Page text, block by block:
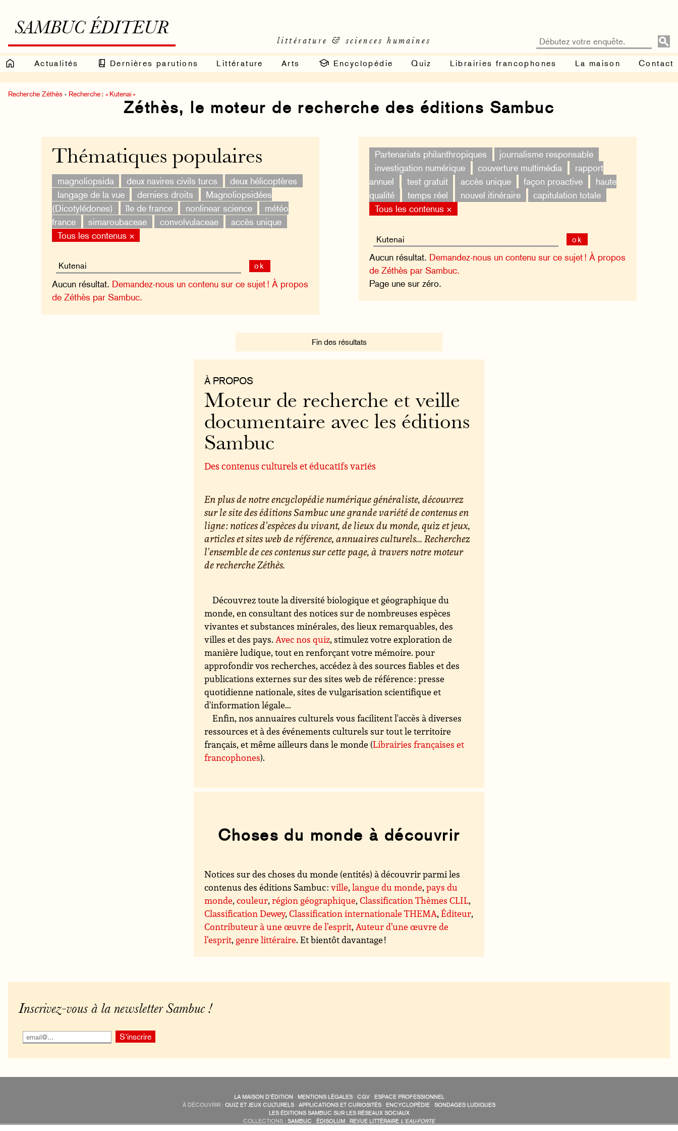
SAMBUC ÉDITEUR
littérature & sciences humaines
Actualités Dernières parutions Littérature Arts Encyclopédie Quiz Librairies francophones La maison Contact
Recherche Zéthès › Recherche : « Kutenai »
Zéthès, le moteur de recherche des éditions Sambuc
Partenariats philanthropiques
journalisme responsable
investigation numérique
couverture multimédia
rapport
annuel
test gratuit accès unique façon proactive
haute
qualité
temps réel nouvel itinéraire
capitulation totale
Tous les contenus ×
ok
Aucun résultat. Demandez-nous un contenu sur ce sujet ! À propos
de Zéthès par Sambuc.
Page une sur zéro.
Thématiques populaires
magnoliopsida deux navires civils turcs
deux hélicoptères
langage de la vue
derniers droits
Magnoliopsidées
(Dicotylédones)
île de france nonlinear science
météo
france
simaroubaceae convolvulaceae
accès unique
Tous les contenus ×
ok
Aucun résultat. Demandez-nous un contenu sur ce sujet ! À propos
de Zéthès par Sambuc.
Fin des résultats
À PROPOS
Moteur de recherche et veille
documentaire avec les éditions
Sambuc
Des contenus culturels et éducatifs variés
En plus de notre encyclopédie numérique généraliste, découvrez
sur le site des éditions Sambuc une grande variété de contenus en
ligne : notices d'espèces du vivant, de lieux du monde, quiz et jeux,
articles et sites web de référence, annuaires culturels... Recherchez
l'ensemble de ces contenus sur cette page, à travers notre moteur
de recherche Zéthès.
Découvrez toute la diversité biologique et géographique du
monde, en consultant des notices sur de nombreuses espèces
vivantes et substances minérales, des lieux remarquables, des
villes et des pays.Avec nos quiz, stimulez votre exploration de
manière ludique, tout en renforçant votre mémoire. pour
approfondir vos recherches, accédez à des sources fiables et des
publications externes sur des sites web de référence : presse
quotidienne nationale, sites de vulgarisation scientifique et
d'information légale...
Enfin, nos annuaires culturels vous facilitent l'accès à diverses
ressources et à des événements culturels sur tout le territoire
français, et même ailleurs dans le monde (Librairies françaises et
francophones).
Choses du monde à découvrir
Notices sur des choses du monde (entités) à découvrir parmi les
contenus des éditions Sambuc :ville,langue du monde,pays du
monde,couleur,région géographique,Classification Thèmes CLIL,
Classification Dewey,Classification internationale THEMA,Éditeur,
Contributeur à une œuvre de l’esprit, Auteur d’une œuvre de
l’esprit, genre littéraire. Et bientôt davantage !
Inscrivez-vous à la newsletter Sambuc !
LA MAISON D’ÉDITION · MENTIONS LÉGALES· CGV· ESPACE PROFESSIONNEL
À DÉCOUVRIR : QUIZ ET JEUX CULTURELS · APPLICATIONS ET CURIOSITÉS · ENCYCLOPÉDIE · SONDAGES LUDIQUES
LES ÉDITIONS SAMBUC SUR LES RÉSEAUX SOCIAUX
COLLECTIONS : SAMBUC · ÉDISOLUM · REVUE LITTÉRAIRE L’EAU-FORTE